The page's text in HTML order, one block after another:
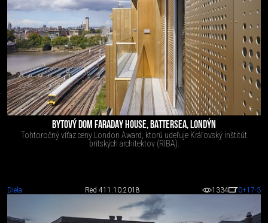
BYTOVÝ DOM FARADAY HOUSE, BATTERSEA, LONDÝN
Tohtoročný víťaz ceny London Award, ktorú udeľuje Kráľovský inštitút
britských architektov (RIBA).
Diela Red 411.10.2018 1334 0+17-3